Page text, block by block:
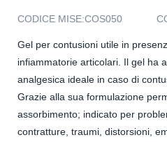
CODICE MISE:COS050
Gel per contusioni utile in
infiammatorie articolari. Il gel ha
analgesica ideale in caso di
Grazie alla sua formulazione
assorbimento; indicato per
contratture, traumi, distorsioni,